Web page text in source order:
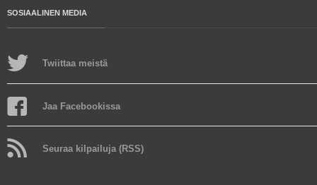
SOSIAALINEN MEDIA
Twiittaa meistä
Jaa Facebookissa
Seuraa kilpailuja (RSS)